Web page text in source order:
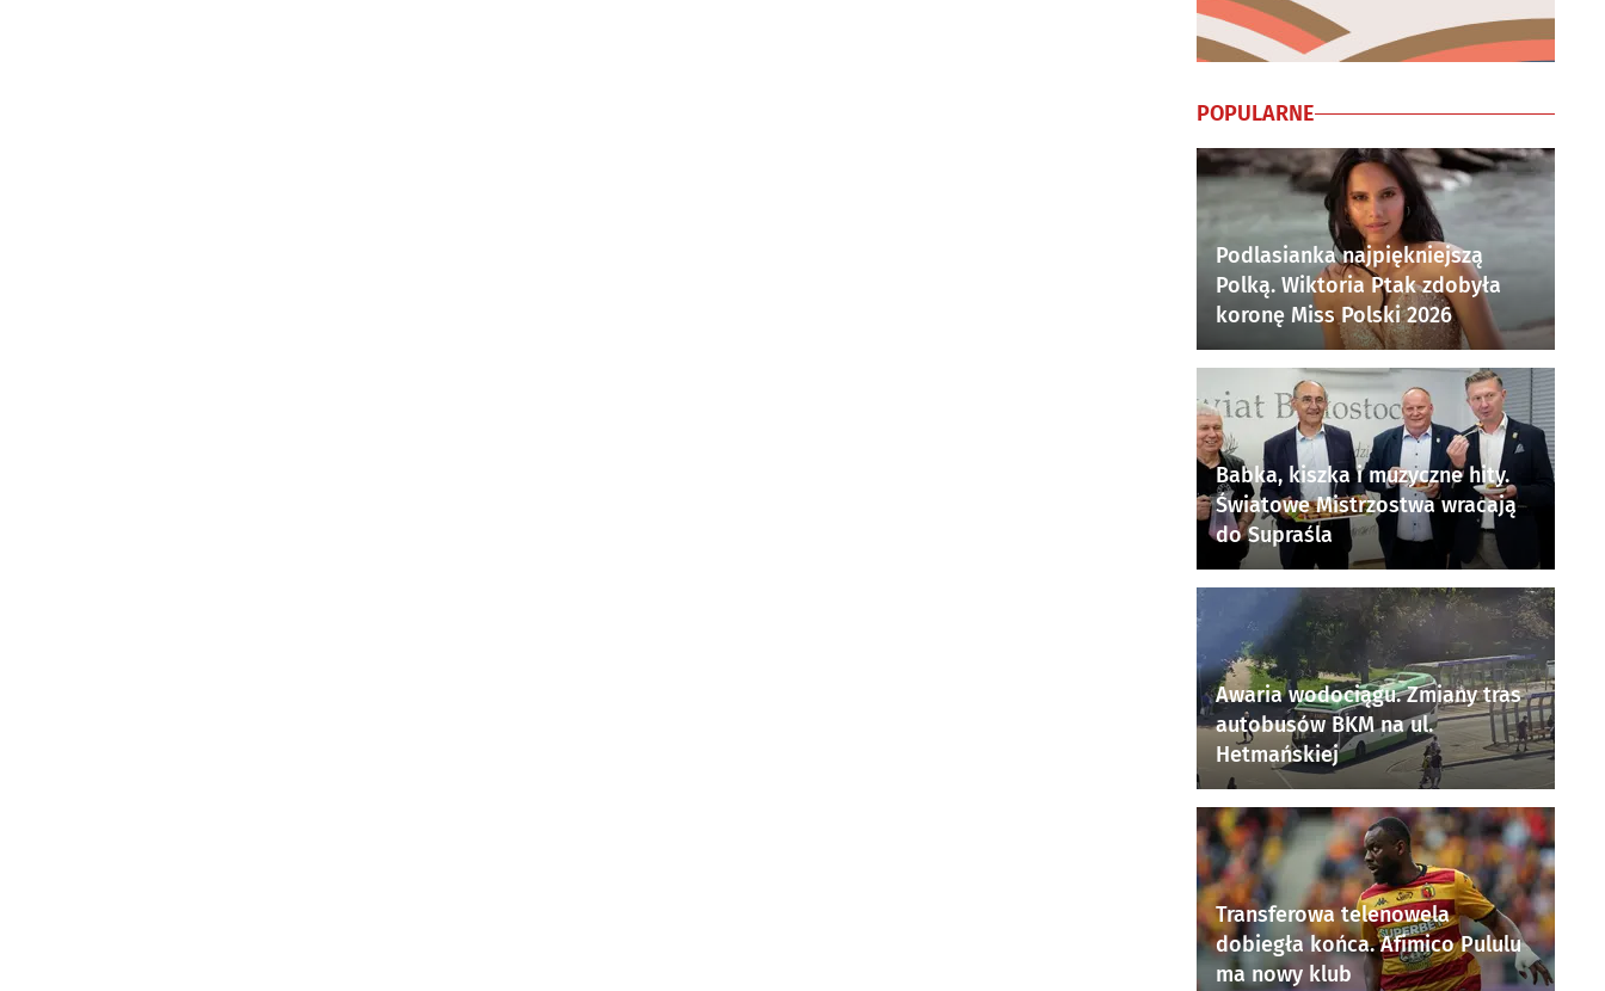
POPULARNE
Podlasianka najpiękniejszą
Polką. Wiktoria Ptak zdobyła
koronę Miss Polski 2026
Babka, kiszka i muzyczne hity.
Światowe Mistrzostwa wracają
do Supraśla
Awaria wodociągu. Zmiany tras
autobusów BKM na ul.
Hetmańskiej
Transferowa telenowela
dobiegła końca. Afimico Pululu
ma nowy klub